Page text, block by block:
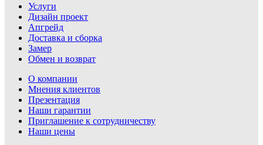
Услуги
Дизайн проект
Апгрейд
Доставка и сборка
Замер
Обмен и возврат
О компании
Мнения клиентов
Презентация
Наши гарантии
Приглашение к сотрудничеству
Наши цены